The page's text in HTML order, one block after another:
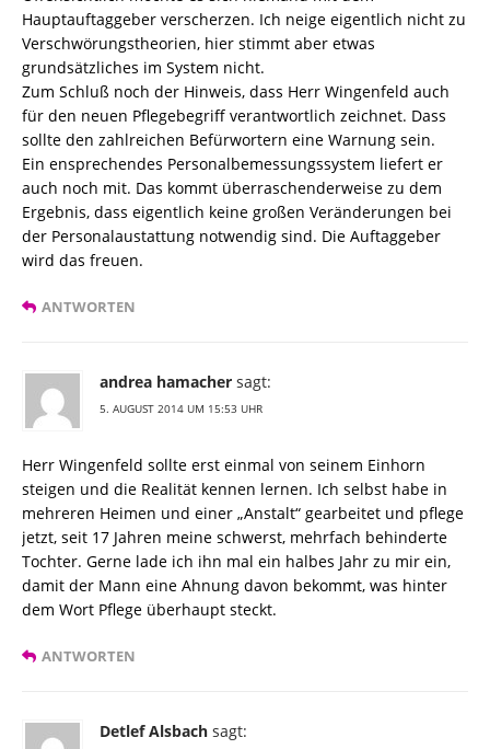
Hauptauftaggeber verscherzen. Ich neige eigentlich nicht zu
Verschwörungstheorien, hier stimmt aber etwas
grundsätzliches im System nicht.
Zum Schluß noch der Hinweis, dass Herr Wingenfeld auch
für den neuen Pflegebegriff verantwortlich zeichnet. Dass
sollte den zahlreichen Befürwortern eine Warnung sein.
Ein ensprechendes Personalbemessungssystem liefert er
auch noch mit. Das kommt überraschenderweise zu dem
Ergebnis, dass eigentlich keine großen Veränderungen bei
der Personalaustattung notwendig sind. Die Auftaggeber
wird das freuen.
ANTWORTEN
andrea hamacher sagt:
5. AUGUST 2014 UM 15:53 UHR
Herr Wingenfeld sollte erst einmal von seinem Einhorn
steigen und die Realität kennen lernen. Ich selbst habe in
mehreren Heimen und einer „Anstalt“ gearbeitet und pflege
jetzt, seit 17 Jahren meine schwerst, mehrfach behinderte
Tochter. Gerne lade ich ihn mal ein halbes Jahr zu mir ein,
damit der Mann eine Ahnung davon bekommt, was hinter
dem Wort Pflege überhaupt steckt.
ANTWORTEN
Detlef Alsbach sagt: